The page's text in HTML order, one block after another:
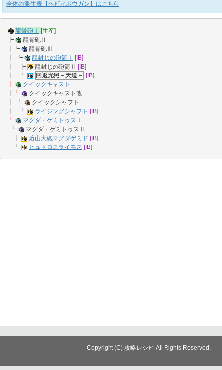
全体の派生表【ヘビィボウガン】はこちら
龍骨砲Ⅰ
[生産]
┣
龍骨砲Ⅱ
┃┗
龍骨砲Ⅲ
┃ ┗
龍封じの砲筒Ⅰ
[IB]
┃ ┣
龍封じの砲筒Ⅱ
[IB]
┃ ┗
回返光照－天道－
[IB]
┣
クイックキャスト
┗
クイックキャスト改
┗
クイックシャフト
┃ ┗
ライジングシャフト [IB]
┗
マグダ・ゲミトゥスⅠ
┗
マグダ・ゲミトゥスⅡ
┣
熔山大砲マグダゲミド [IB]
┗
ヒュドロスライモス [IB]
Copyright (C) 攻略レシピ All Rights Reserved.